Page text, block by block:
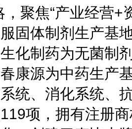
，聚焦“产业经营
固体制剂生产基
化制药为无菌制
康源为中药生产
统、消化系统、
项，拥有注册